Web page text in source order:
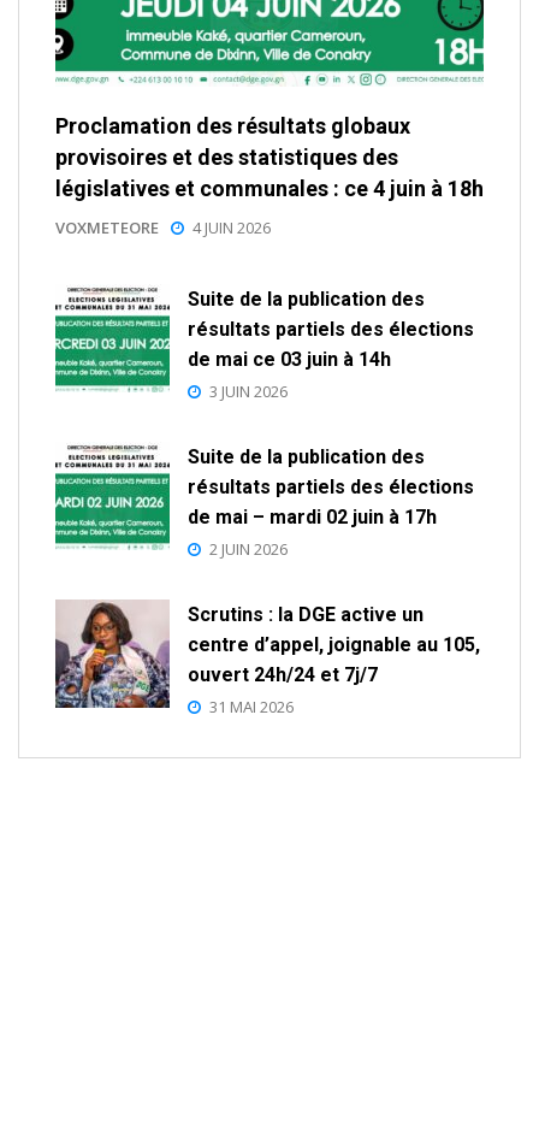
Proclamation des résultats globaux
provisoires et des statistiques des
législatives et communales : ce 4 juin à 18h
VOXMETEORE 4 JUIN 2026
Suite de la publication des
résultats partiels des élections
de mai ce 03 juin à 14h
3 JUIN 2026
Suite de la publication des
résultats partiels des élections
de mai – mardi 02 juin à 17h
2 JUIN 2026
Scrutins : la DGE active un
centre d’appel, joignable au 105,
ouvert 24h/24 et 7j/7
31 MAI 2026